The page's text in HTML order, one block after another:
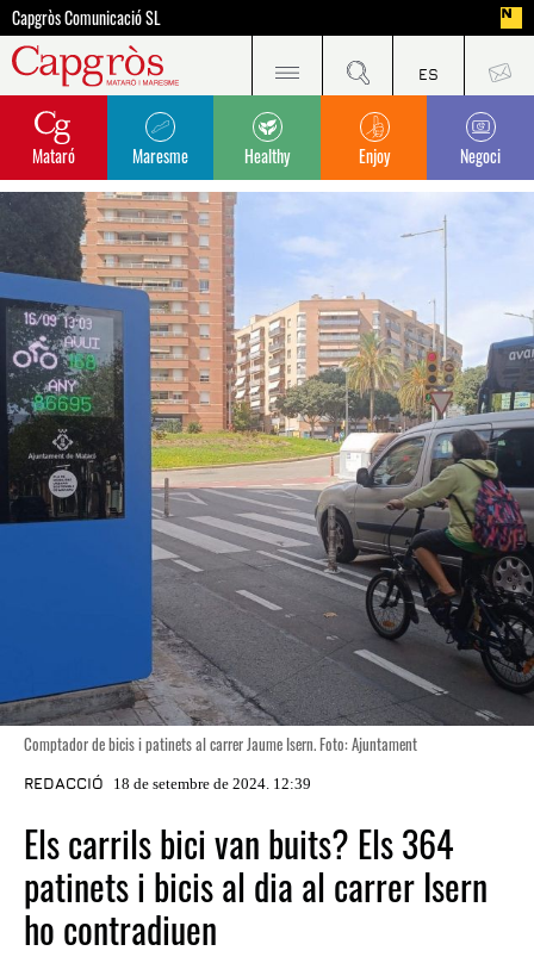
Capgròs Comunicació SL
Mataró Maresme Healthy Enjoy Negoci
Comptador de bicis i patinets al carrer Jaume Isern. Foto: Ajuntament
REDACCIÓ 18 de setembre de 2024. 12:39
Els carrils bici van buits? Els 364
patinets i bicis al dia al carrer Isern
ho contradiuen